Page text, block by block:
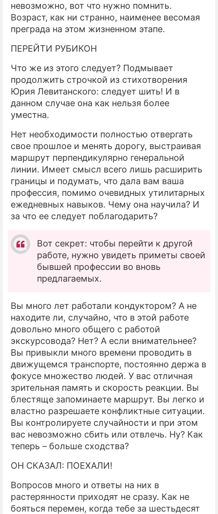
невозможно, вот что нужно помнить.
Возраст, как ни странно, наименее весомая
преграда на этом жизненном этапе.
ПЕРЕЙТИ РУБИКОН
Что же из этого следует? Подмывает
продолжить строчкой из стихотворения
Юрия Левитанского: следует шить! И в
данном случае она как нельзя более
уместна.
Нет необходимости полностью отвергать
свое прошлое и менять дорогу, выстраивая
маршрут перпендикулярно генеральной
линии. Имеет смысл всего лишь расширить
границы и подумать, что дала вам ваша
профессия, помимо очевидных утилитарных
ежедневных навыков. Чему она научила? И
за что ее следует поблагодарить?
Вот секрет: чтобы перейти к другой
работе, нужно увидеть приметы своей
бывшей профессии во вновь
предлагаемых.
Вы много лет работали кондуктором? А не
находите ли, случайно, что в этой работе
довольно много общего с работой
экскурсовода? Нет? А если внимательнее?
Вы привыкли много времени проводить в
движущемся транспорте, постоянно держа в
фокусе множество людей. У вас отличная
зрительная память и скорость реакции. Вы
блестяще запоминаете маршрут. Вы легко и
властно разрешаете конфликтные ситуации.
Вы контролируете случайности и при этом
вас невозможно сбить или отвлечь. Ну? Как
теперь – больше сходства?
ОН СКАЗАЛ: ПОЕХАЛИ!
Вопросов много и ответы на них в
растерянности приходят не сразу. Как не
бояться перемен, когда тебе за шестьдесят